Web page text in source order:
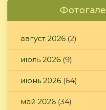
август 2026 (2)
июль 2026 (9)
июнь 2026 (64)
май 2026 (34)